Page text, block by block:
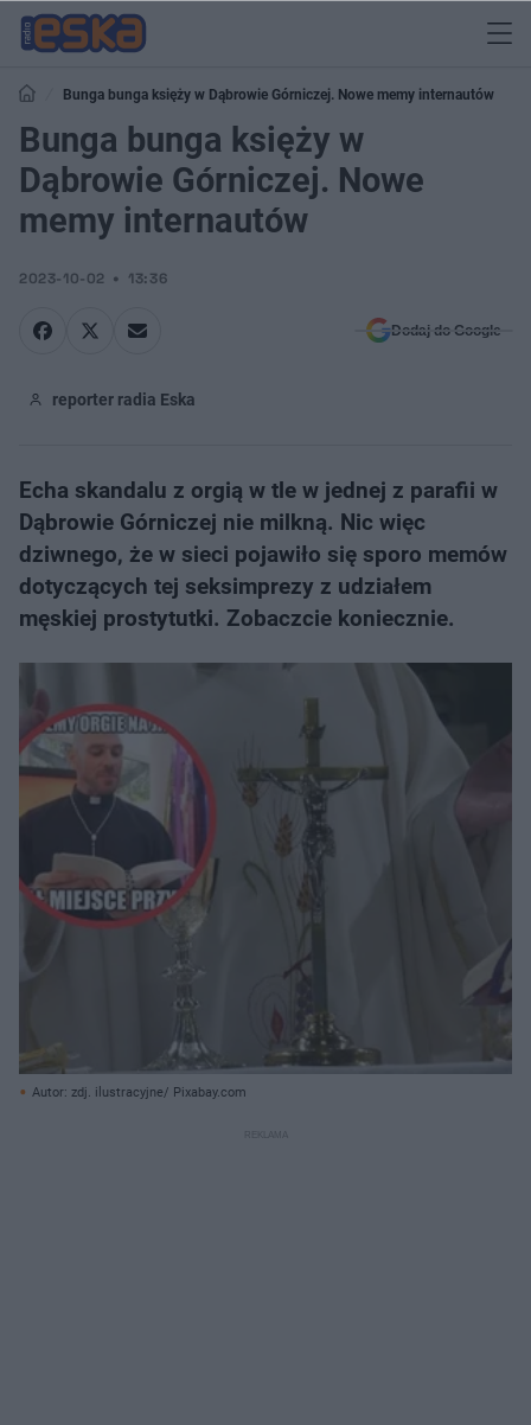
Bunga bunga księży w Dąbrowie Górniczej. Nowe memy internautów
Bunga bunga księży w
Dąbrowie Górniczej. Nowe
memy internautów
2023-10-02 13:36
Dodaj do Google
reporter radia Eska
Echa skandalu z orgią w tle w jednej z parafii w
Dąbrowie Górniczej nie milkną. Nic więc
dziwnego, że w sieci pojawiło się sporo memów
dotyczących tej seksimprezy z udziałem
męskiej prostytutki. Zobaczcie koniecznie.
Autor: zdj. ilustracyjne/ Pixabay.com